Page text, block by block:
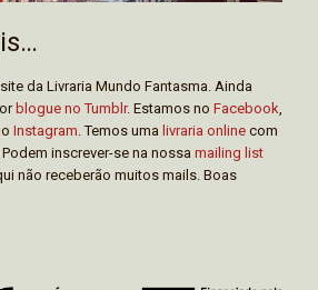
site da Livraria Mundo Fantasma. Ainda
blogue no Tumblr. Estamos no Facebook
Instagram . Temos uma livraria online com
inscrever-se na nossa mailing list
não receberão muitos mails. Boas